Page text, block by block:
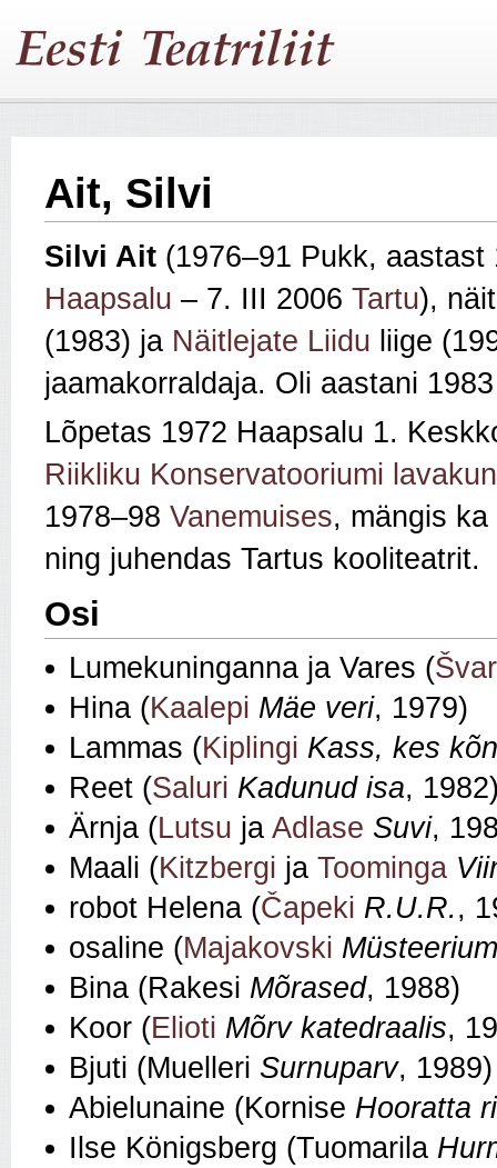
Ait, Silvi
Silvi Ait (1976–91 Pukk,
Haapsalu – 7. III 2006 Tartu),
(1983) ja Näitlejate Liidu liige
jaamakorraldaja. Oli aastani
Lõpetas 1972 Haapsalu 1.
Riikliku Konservatooriumi
1978–98 Vanemuises, mängis ka
ning juhendas Tartus kooliteatrit.
Osi
Lumekuninganna ja Vares (
Hina (Kaalepi Mäe veri, 1979)
Lammas (Kiplingi Kass, kes
Reet (Saluri Kadunud isa,
Ärnja (Lutsu ja Adlase Suvi,
Maali (Kitzbergi ja Toominga
robot Helena (Čapeki R.U.R. ,
osaline (Majakovski
Bina (Rakesi Mõrased, 1988)
Koor (Elioti Mõrv katedraalis,
Bjuti (Muelleri Surnuparv, 1989)
Abielunaine (Kornise Hooratta
Ilse Königsberg (Tuomarila